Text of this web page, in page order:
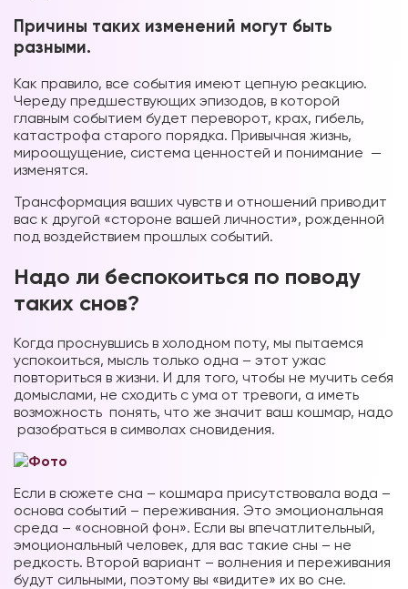
Причины таких изменений могут быть
разными.
Как правило, все события имеют цепную реакцию.
Череду предшествующих эпизодов, в которой
главным событием будет переворот, крах, гибель,
катастрофа старого порядка. Привычная жизнь,
мироощущение, система ценностей и понимание —
изменятся.
Трансформация ваших чувств и отношений приводит
вас к другой «стороне вашей личности», рожденной
под воздействием прошлых событий.
Надо ли беспокоиться по поводу
таких снов?
Когда проснувшись в холодном поту, мы пытаемся
успокоиться, мысль только одна – этот ужас
повториться в жизни. И для того, чтобы не мучить себя
домыслами, не сходить с ума от тревоги, а иметь
возможность понять, что же значит ваш кошмар, надо
разобраться в символах сновидения.
Если в сюжете сна – кошмара присутствовала вода –
основа событий – переживания. Это эмоциональная
среда – «основной фон». Если вы впечатлительный,
эмоциональный человек, для вас такие сны – не
редкость. Второй вариант – волнения и переживания
будут сильными, поэтому вы «видите» их во сне.